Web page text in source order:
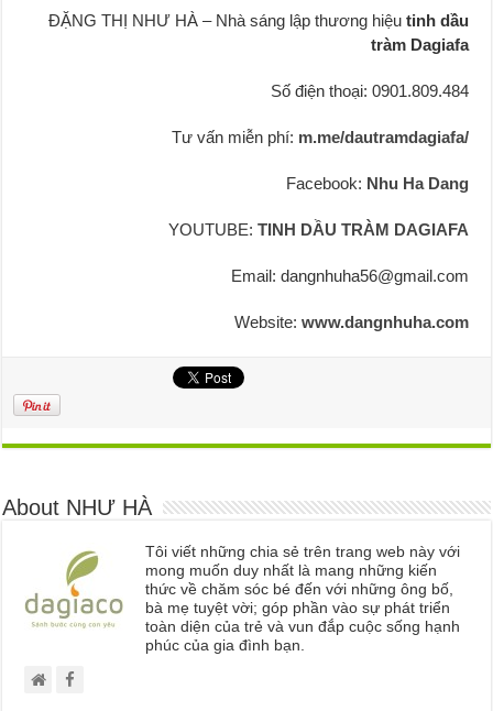
ĐẶNG THỊ NHƯ HÀ – Nhà sáng lập thương hiệu tinh dầu
tràm Dagiafa
Số điện thoại: 0901.809.484
Tư vấn miễn phí: m.me/dautramdagiafa/
Facebook: Nhu Ha Dang
YOUTUBE: TINH DẦU TRÀM DAGIAFA
Email: dangnhuha56@gmail.com
Website: www.dangnhuha.com
About NHƯ HÀ
Tôi viết những chia sẻ trên trang web này với
mong muốn duy nhất là mang những kiến
thức về chăm sóc bé đến với những ông bố,
bà mẹ tuyệt vời; góp phần vào sự phát triển
toàn diện của trẻ và vun đắp cuộc sống hạnh
phúc của gia đình bạn.